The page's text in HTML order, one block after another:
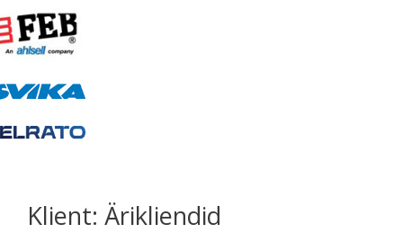
Klient: Ärikliendid